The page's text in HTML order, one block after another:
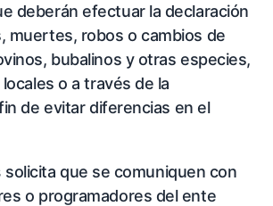
deberán efectuar la declaración
muertes, robos o cambios de
bubalinos y otras especies,
o a través de la
de evitar diferencias en el
solicita que se comuniquen con
o programadores del ente